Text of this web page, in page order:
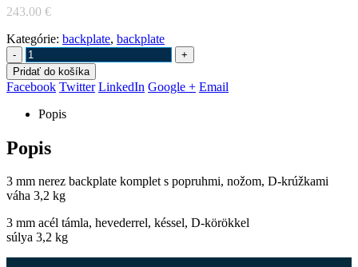
243.00 €
Kategórie: backplate, backplate
-
+
Pridať do košíka
Facebook Twitter LinkedIn Google + Email
Popis
Popis
3 mm nerez backplate komplet s popruhmi, nožom, D-krúžkami
váha 3,2 kg
3 mm acél támla, hevederrel, késsel, D-körökkel
súlya 3,2 kg